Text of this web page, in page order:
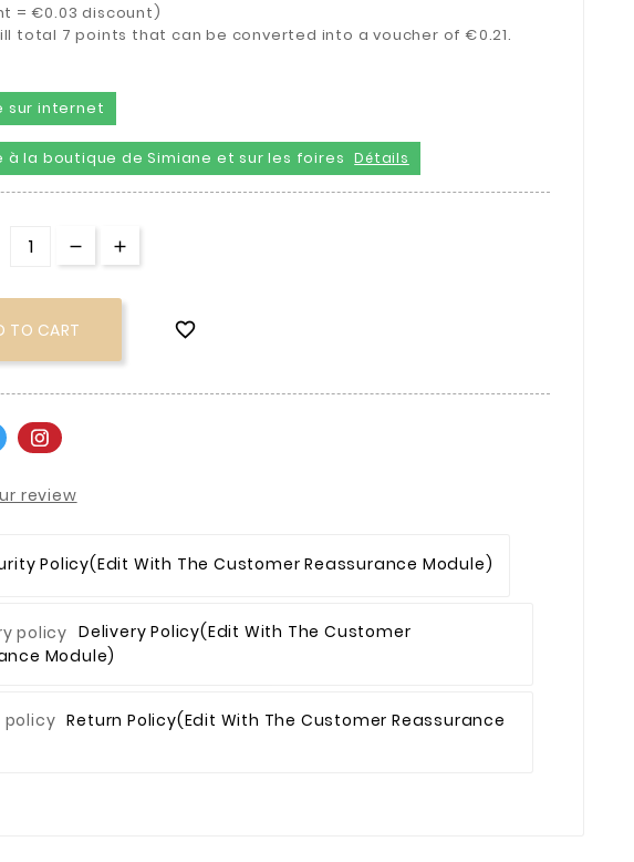
= €0.03 discount)
total 7 points that can be converted into a voucher of €0.21.
sur internet
à la boutique de Simiane et sur les foires Détails
TO CART 
review
Policy(edit With The Customer Reassurance Module)
Delivery Policy(edit With The Customer
Module)
Return Policy(edit With The Customer Reassurance